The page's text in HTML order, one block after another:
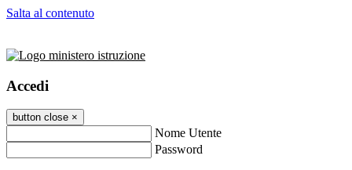
Salta al contenuto
Accedi
button close ×
Nome Utente
Password